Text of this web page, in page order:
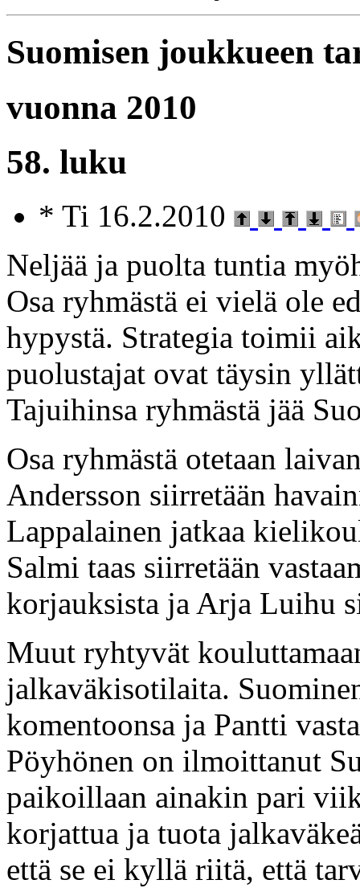
Suomisen joukkueen
vuonna 2010
58. luku
* Ti 16.2.2010
Neljää ja puolta tuntia
Osa ryhmästä ei vielä ole
hypystä. Strategia toimii
puolustajat ovat täysin
Tajuihinsa ryhmästä jää
Osa ryhmästä otetaan
Andersson siirretään
Lappalainen jatkaa
Salmi taas siirretään
korjauksista ja Arja Luihu
Muut ryhtyvät
jalkaväkisotilaita.
komentoonsa ja Pantti
Pöyhönen on ilmoittanut
paikoillaan ainakin pari
korjattua ja tuota
että se ei kyllä riitä, että